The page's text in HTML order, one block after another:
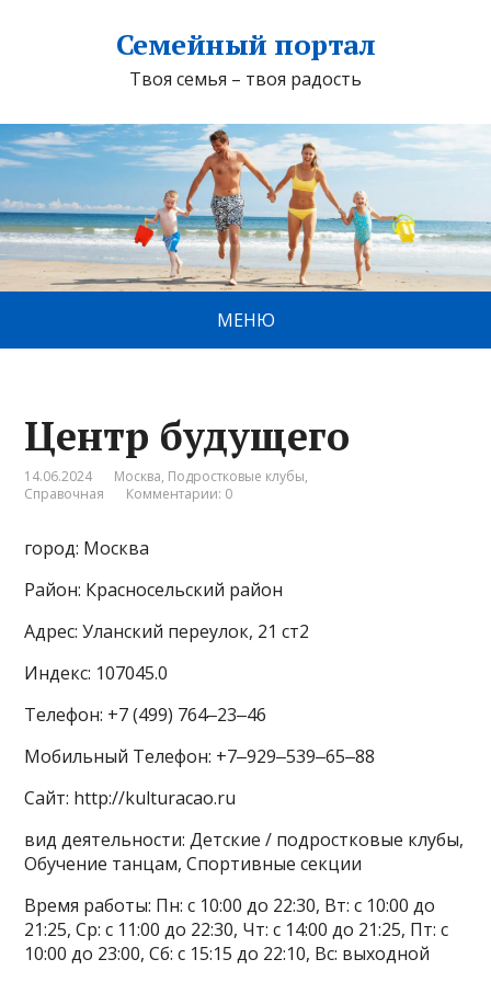
Семейный портал
Твоя семья – твоя радость
МЕНЮ
Центр будущего
14.06.2024 Москва, Подростковые клубы,
Справочная
Комментарии: 0
город: Москва
Район: Красносельский район
Адрес: Уланский переулок, 21 ст2
Индекс: 107045.0
Телефон: +7 (499) 764‒23‒46
Мобильный Телефон: +7‒929‒539‒65‒88
Сайт: http://kulturacao.ru
вид деятельности: Детские / подростковые клубы,
Обучение танцам, Спортивные секции
Время работы: Пн: с 10:00 до 22:30, Вт: с 10:00 до
21:25, Ср: с 11:00 до 22:30, Чт: с 14:00 до 21:25, Пт: с
10:00 до 23:00, Сб: с 15:15 до 22:10, Вс: выходной